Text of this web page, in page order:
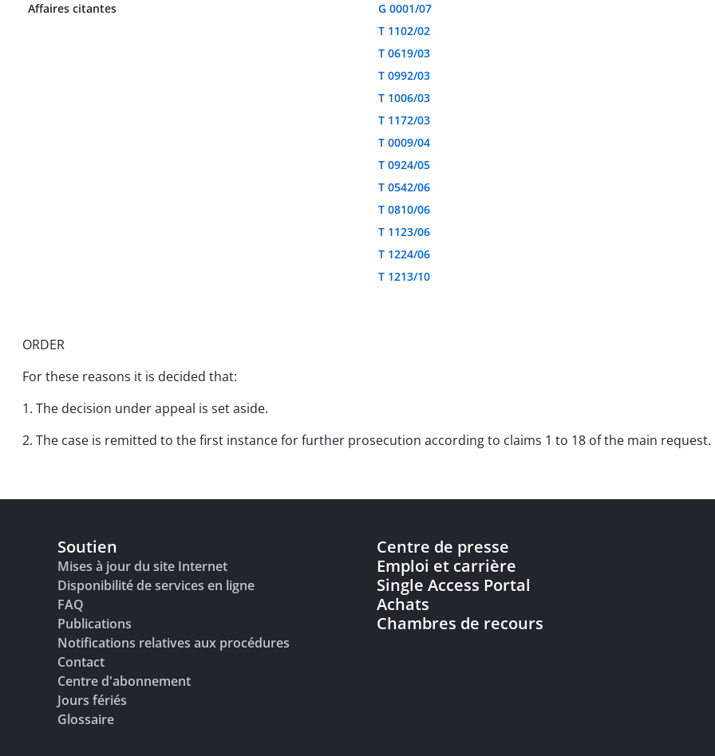
Affaires citantes
G 0001/07
T 1102/02
T 0619/03
T 0992/03
T 1006/03
T 1172/03
T 0009/04
T 0924/05
T 0542/06
T 0810/06
T 1123/06
T 1224/06
T 1213/10
ORDER
For these reasons it is decided that:
1. The decision under appeal is set aside.
2. The case is remitted to the first instance for further prosecution according to claims 1 to 18 of the main request.
Soutien
Mises à jour du site Internet
Disponibilité de services en ligne
FAQ
Publications
Notifications relatives aux procédures
Contact
Centre d'abonnement
Jours fériés
Glossaire
Centre de presse
Emploi et carrière
Single Access Portal
Achats
Chambres de recours